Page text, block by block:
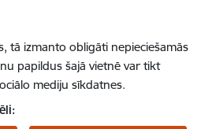
tā izmanto obligāti nepieciešamās
papildus šajā vietnē var tikt
mediju sīkdatnes.